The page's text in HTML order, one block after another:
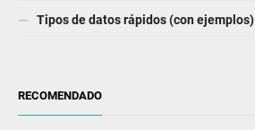
Tipos de datos rápidos (con ejemplos)
RECOMENDADO